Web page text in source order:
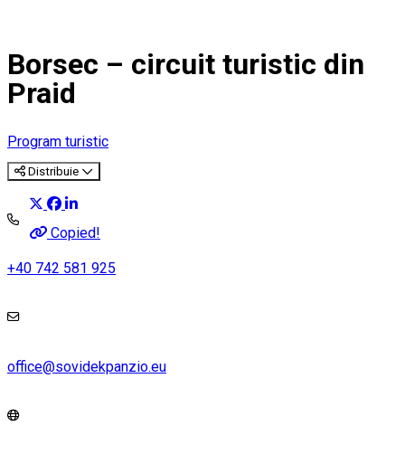
Borsec – circuit turistic din
Praid
Program turistic
Distribuie
Copied!
+40 742 581 925
office@sovidekpanzio.eu